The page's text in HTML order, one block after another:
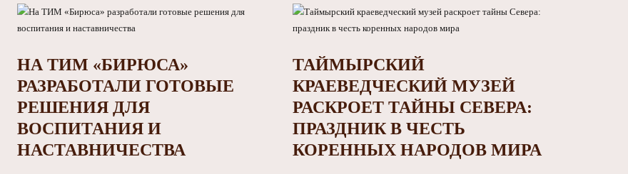
НА ТИМ «БИРЮСА»
РАЗРАБОТАЛИ ГОТОВЫЕ
РЕШЕНИЯ ДЛЯ
ВОСПИТАНИЯ И
НАСТАВНИЧЕСТВА
ТАЙМЫРСКИЙ
КРАЕВЕДЧЕСКИЙ МУЗЕЙ
РАСКРОЕТ ТАЙНЫ СЕВЕРА:
ПРАЗДНИК В ЧЕСТЬ
КОРЕННЫХ НАРОДОВ МИРА